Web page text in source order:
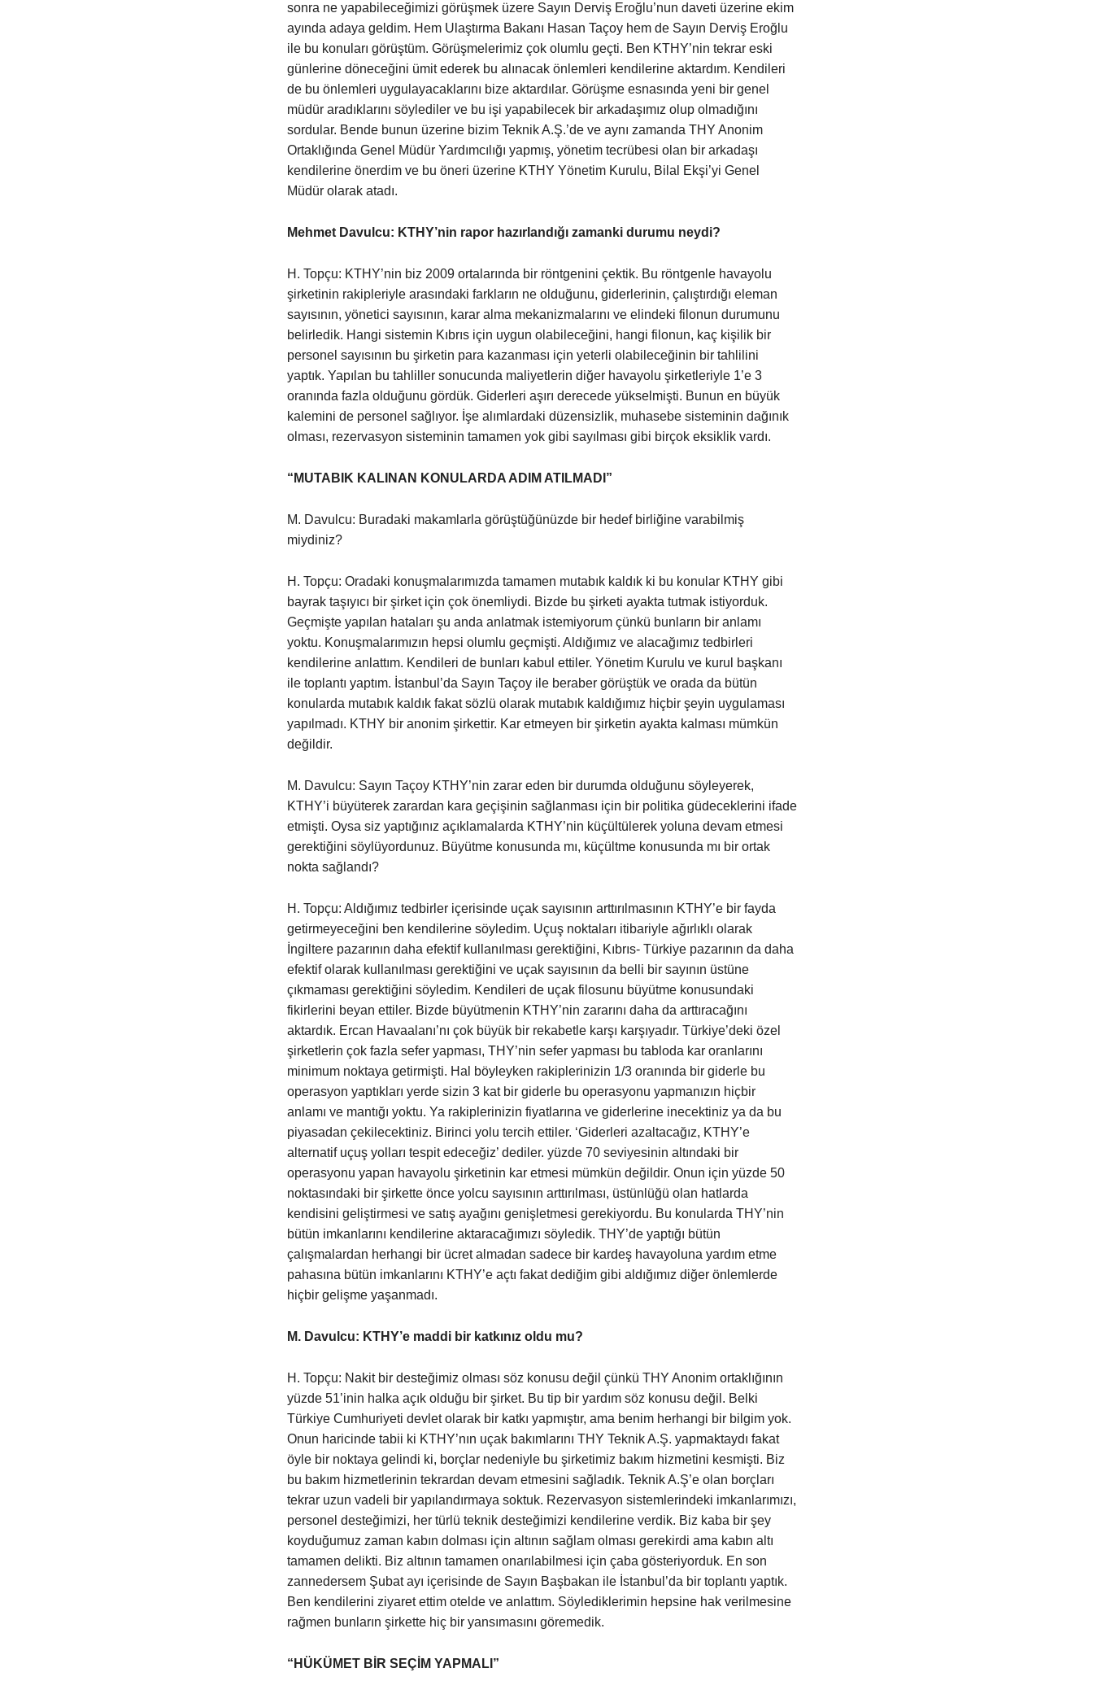
sonra ne yapabileceğimizi görüşmek üzere Sayın Derviş Eroğlu’nun daveti üzerine ekim
ayında adaya geldim. Hem Ulaştırma Bakanı Hasan Taçoy hem de Sayın Derviş Eroğlu
ile bu konuları görüştüm. Görüşmelerimiz çok olumlu geçti. Ben KTHY’nin tekrar eski
günlerine döneceğini ümit ederek bu alınacak önlemleri kendilerine aktardım. Kendileri
de bu önlemleri uygulayacaklarını bize aktardılar. Görüşme esnasında yeni bir genel
müdür aradıklarını söylediler ve bu işi yapabilecek bir arkadaşımız olup olmadığını
sordular. Bende bunun üzerine bizim Teknik A.Ş.’de ve aynı zamanda THY Anonim
Ortaklığında Genel Müdür Yardımcılığı yapmış, yönetim tecrübesi olan bir arkadaşı
kendilerine önerdim ve bu öneri üzerine KTHY Yönetim Kurulu, Bilal Ekşi’yi Genel
Müdür olarak atadı.
Mehmet Davulcu: KTHY’nin rapor hazırlandığı zamanki durumu neydi?
H. Topçu: KTHY’nin biz 2009 ortalarında bir röntgenini çektik. Bu röntgenle havayolu
şirketinin rakipleriyle arasındaki farkların ne olduğunu, giderlerinin, çalıştırdığı eleman
sayısının, yönetici sayısının, karar alma mekanizmalarını ve elindeki filonun durumunu
belirledik. Hangi sistemin Kıbrıs için uygun olabileceğini, hangi filonun, kaç kişilik bir
personel sayısının bu şirketin para kazanması için yeterli olabileceğinin bir tahlilini
yaptık. Yapılan bu tahliller sonucunda maliyetlerin diğer havayolu şirketleriyle 1’e 3
oranında fazla olduğunu gördük. Giderleri aşırı derecede yükselmişti. Bunun en büyük
kalemini de personel sağlıyor. İşe alımlardaki düzensizlik, muhasebe sisteminin dağınık
olması, rezervasyon sisteminin tamamen yok gibi sayılması gibi birçok eksiklik vardı.
“MUTABIK KALINAN KONULARDA ADIM ATILMADI”
M. Davulcu: Buradaki makamlarla görüştüğünüzde bir hedef birliğine varabilmiş
miydiniz?
H. Topçu: Oradaki konuşmalarımızda tamamen mutabık kaldık ki bu konular KTHY gibi
bayrak taşıyıcı bir şirket için çok önemliydi. Bizde bu şirketi ayakta tutmak istiyorduk.
Geçmişte yapılan hataları şu anda anlatmak istemiyorum çünkü bunların bir anlamı
yoktu. Konuşmalarımızın hepsi olumlu geçmişti. Aldığımız ve alacağımız tedbirleri
kendilerine anlattım. Kendileri de bunları kabul ettiler. Yönetim Kurulu ve kurul başkanı
ile toplantı yaptım. İstanbul’da Sayın Taçoy ile beraber görüştük ve orada da bütün
konularda mutabık kaldık fakat sözlü olarak mutabık kaldığımız hiçbir şeyin uygulaması
yapılmadı. KTHY bir anonim şirkettir. Kar etmeyen bir şirketin ayakta kalması mümkün
değildir.
M. Davulcu: Sayın Taçoy KTHY’nin zarar eden bir durumda olduğunu söyleyerek,
KTHY’i büyüterek zarardan kara geçişinin sağlanması için bir politika güdeceklerini ifade
etmişti. Oysa siz yaptığınız açıklamalarda KTHY’nin küçültülerek yoluna devam etmesi
gerektiğini söylüyordunuz. Büyütme konusunda mı, küçültme konusunda mı bir ortak
nokta sağlandı?
H. Topçu: Aldığımız tedbirler içerisinde uçak sayısının arttırılmasının KTHY’e bir fayda
getirmeyeceğini ben kendilerine söyledim. Uçuş noktaları itibariyle ağırlıklı olarak
İngiltere pazarının daha efektif kullanılması gerektiğini, Kıbrıs- Türkiye pazarının da daha
efektif olarak kullanılması gerektiğini ve uçak sayısının da belli bir sayının üstüne
çıkmaması gerektiğini söyledim. Kendileri de uçak filosunu büyütme konusundaki
fikirlerini beyan ettiler. Bizde büyütmenin KTHY’nin zararını daha da arttıracağını
aktardık. Ercan Havaalanı’nı çok büyük bir rekabetle karşı karşıyadır. Türkiye’deki özel
şirketlerin çok fazla sefer yapması, THY’nin sefer yapması bu tabloda kar oranlarını
minimum noktaya getirmişti. Hal böyleyken rakiplerinizin 1/3 oranında bir giderle bu
operasyon yaptıkları yerde sizin 3 kat bir giderle bu operasyonu yapmanızın hiçbir
anlamı ve mantığı yoktu. Ya rakiplerinizin fiyatlarına ve giderlerine inecektiniz ya da bu
piyasadan çekilecektiniz. Birinci yolu tercih ettiler. ‘Giderleri azaltacağız, KTHY’e
alternatif uçuş yolları tespit edeceğiz’ dediler. yüzde 70 seviyesinin altındaki bir
operasyonu yapan havayolu şirketinin kar etmesi mümkün değildir. Onun için yüzde 50
noktasındaki bir şirkette önce yolcu sayısının arttırılması, üstünlüğü olan hatlarda
kendisini geliştirmesi ve satış ayağını genişletmesi gerekiyordu. Bu konularda THY’nin
bütün imkanlarını kendilerine aktaracağımızı söyledik. THY’de yaptığı bütün
çalışmalardan herhangi bir ücret almadan sadece bir kardeş havayoluna yardım etme
pahasına bütün imkanlarını KTHY’e açtı fakat dediğim gibi aldığımız diğer önlemlerde
hiçbir gelişme yaşanmadı.
M. Davulcu: KTHY’e maddi bir katkınız oldu mu?
H. Topçu: Nakit bir desteğimiz olması söz konusu değil çünkü THY Anonim ortaklığının
yüzde 51’inin halka açık olduğu bir şirket. Bu tip bir yardım söz konusu değil. Belki
Türkiye Cumhuriyeti devlet olarak bir katkı yapmıştır, ama benim herhangi bir bilgim yok.
Onun haricinde tabii ki KTHY’nın uçak bakımlarını THY Teknik A.Ş. yapmaktaydı fakat
öyle bir noktaya gelindi ki, borçlar nedeniyle bu şirketimiz bakım hizmetini kesmişti. Biz
bu bakım hizmetlerinin tekrardan devam etmesini sağladık. Teknik A.Ş’e olan borçları
tekrar uzun vadeli bir yapılandırmaya soktuk. Rezervasyon sistemlerindeki imkanlarımızı,
personel desteğimizi, her türlü teknik desteğimizi kendilerine verdik. Biz kaba bir şey
koyduğumuz zaman kabın dolması için altının sağlam olması gerekirdi ama kabın altı
tamamen delikti. Biz altının tamamen onarılabilmesi için çaba gösteriyorduk. En son
zannedersem Şubat ayı içerisinde de Sayın Başbakan ile İstanbul’da bir toplantı yaptık.
Ben kendilerini ziyaret ettim otelde ve anlattım. Söylediklerimin hepsine hak verilmesine
rağmen bunların şirkette hiç bir yansımasını göremedik.
“HÜKÜMET BİR SEÇİM YAPMALI”